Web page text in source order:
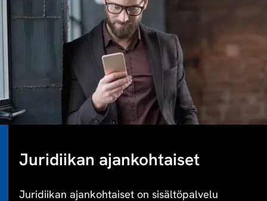
Juridiikan ajankohtaiset
Juridiikan ajankohtaiset on sisältöpalvelu